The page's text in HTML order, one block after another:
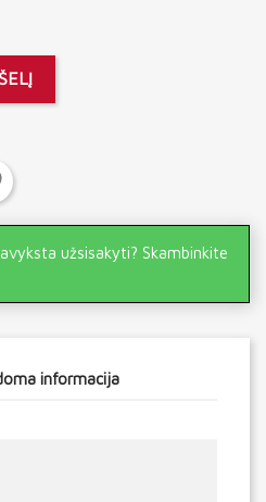
užsisakyti? Skambinkite
informacija